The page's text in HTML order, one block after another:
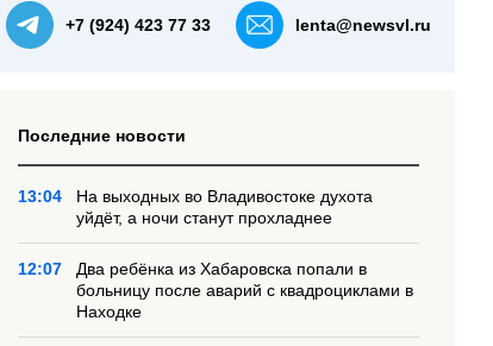
+7 (924) 423 77 33 lenta@newsvl.ru
Последние новости
13:04
На выходных во Владивостоке духота
уйдёт, а ночи станут прохладнее
12:07
Два ребёнка из Хабаровска попали в
больницу после аварий с квадроциклами в
Находке